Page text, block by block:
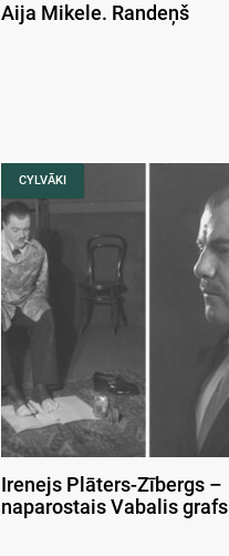
Aija Mikele. Randeņš
CYLVĀKI
Irenejs Plāters-Zībergs –
naparostais Vabalis grafs